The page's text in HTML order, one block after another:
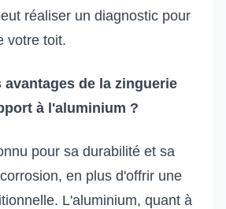
réaliser un diagnostic pour
votre toit.
de la zinguerie
à l'aluminium ?
pour sa durabilité et sa
en plus d'offrir une
L'aluminium, quant à